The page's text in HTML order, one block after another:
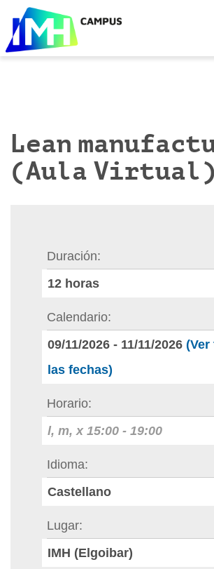
e
Lean
(Aula Virtual)
Duración
12 horas
Calendario
09/11/2026 - 11/11/2026 (Ver
las fechas)
Horario
l, m, x 15:00 - 19:00
Idioma
Castellano
Lugar
IMH (Elgoibar)